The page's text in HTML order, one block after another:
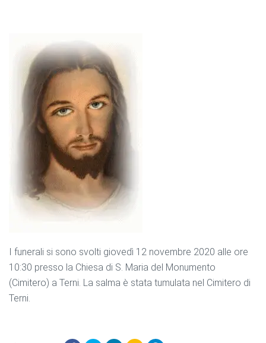
I funerali si sono svolti giovedì 12 novembre 2020 alle ore
10:30 presso la Chiesa di S. Maria del Monumento
(Cimitero) a Terni. La salma è stata tumulata nel Cimitero di
Terni.